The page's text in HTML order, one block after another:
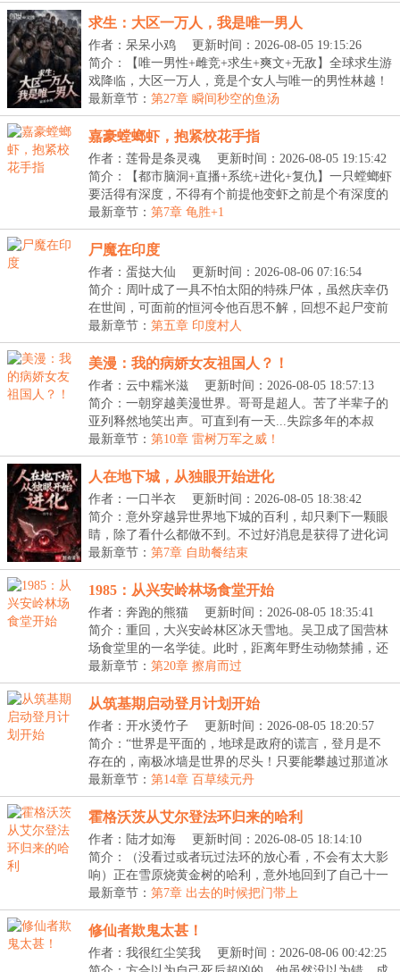
读）
求生：大区一万人，我是唯一男人
作者：呆呆小鸡
更新时间：2026-08-05 19:15:26
简介：【唯一男性+雌竞+求生+爽文+无敌】全球求生游
戏降临，大区一万人，竟是个女人与唯一的男性林越！
刚...
最新章节： 第27章 瞬间秒空的鱼汤
嘉豪螳螂虾，抱紧校花手指
作者：莲骨是条灵魂
更新时间：2026-08-05 19:15:42
简介：【都市脑洞+直播+系统+进化+复仇】一只螳螂虾
要活得有深度，不得有个前提他变虾之前是个有深度的
人...
最新章节： 第7章 龟胜+1
尸魔在印度
作者：蛋挞大仙
更新时间：2026-08-06 07:16:54
简介：周叶成了一具不怕太阳的特殊尸体，虽然庆幸仍
在世间，可面前的恒河令他百思不解，回想不起尸变前
后...
最新章节： 第五章 印度村人
美漫：我的病娇女友祖国人？！
作者：云中糯米滋
更新时间：2026-08-05 18:57:13
简介：一朝穿越美漫世界。哥哥是超人。苦了半辈子的
亚列释然地笑出声。可直到有一天...失踪多年的本叔
叔...
最新章节： 第10章 雷树万军之威！
人在地下城，从独眼开始进化
作者：一口半衣
更新时间：2026-08-05 18:38:42
简介：意外穿越异世界地下城的百利，却只剩下一颗眼
睛，除了看什么都做不到。不过好消息是获得了进化词
条...
最新章节： 第7章 自助餐结束
1985：从兴安岭林场食堂开始
作者：奔跑的熊猫
更新时间：2026-08-05 18:35:41
简介：重回，大兴安岭林区冰天雪地。吴卫成了国营林
场食堂里的一名学徒。此时，距离年野生动物禁捕，还
有...
最新章节： 第20章 擦肩而过
从筑基期启动登月计划开始
作者：开水烫竹子
更新时间：2026-08-05 18:20:57
简介：“世界是平面的，地球是政府的谎言，登月是不
存在的，南极冰墙是世界的尽头！只要能攀越过那道冰
墙...
最新章节： 第14章 百草续元丹
霍格沃茨从艾尔登法环归来的哈利
作者：陆才如海
更新时间：2026-08-05 18:14:10
简介：（没看过或者玩过法环的放心看，不会有太大影
响）正在雪原烧黄金树的哈利，意外地回到了自己十一
岁...
最新章节： 第7章 出去的时候把门带上
修仙者欺鬼太甚！
作者：我很红尘笑我
更新时间：2026-08-06 00:42:25